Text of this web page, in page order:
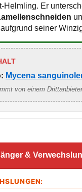
Helmling. Er
seiner
Mycena
von einem
&